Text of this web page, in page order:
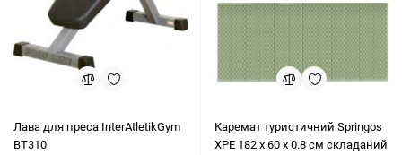
Лава для преса InterAtletikGym
BT310
Каремат туристичний Springos
XPE 182 x 60 x 0.8 cм складаний